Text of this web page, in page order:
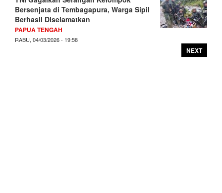
Bersenjata di Tembagapura, Warga Sipil
Berhasil Diselamatkan
PAPUA TENGAH
RABU, 04/03/2026 - 19:58
NEXT